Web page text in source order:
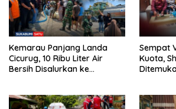
Kemarau Panjang Landa
Cicurug, 10 Ribu Liter Air
Bersih Disalurkan ke
Sempat
Kuota,